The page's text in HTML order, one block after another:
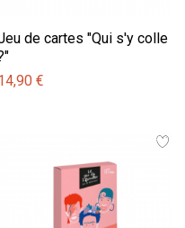
de cartes "Qui s'y colle
€